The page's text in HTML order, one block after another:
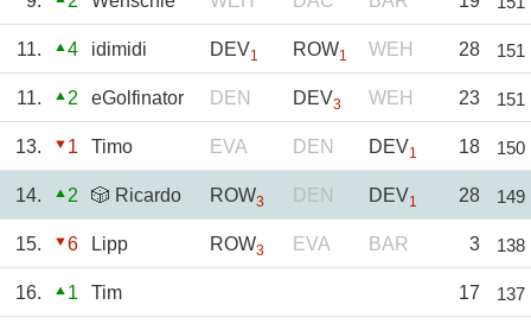
11. 4 idimidi DEV1 ROW1 WEH 28 151
11. 2 eGolfinator DEN DEV3 WEH 23 151
13. 1 Timo EVA DEN DEV1 18 150
14. 2 🎲 Ricardo ROW3 DEN DEV1 28 149
15. 6 Lipp ROW3 EVA BAR 3 138
16. 1 Tim 17 137